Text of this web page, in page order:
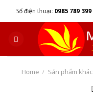
Số điện thoại: 0985 789 399
Home / Sản phẩm khác